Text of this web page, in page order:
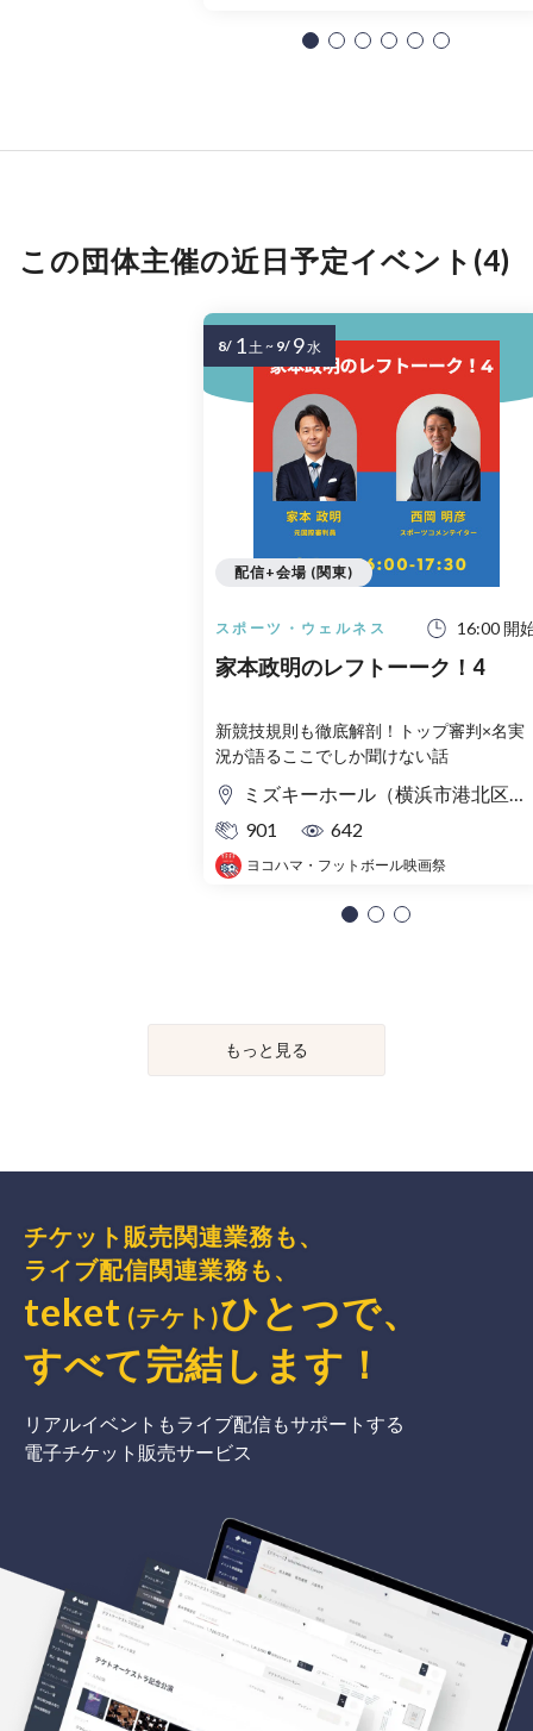
この団体主催の近日予定イベント(4)
スポーツ・ウェルネス 16:00 開
家本政明のレフトーーク！4
新競技規則も徹底解剖！トップ審判×名実
況が語るここでしか聞けない話
ミズキーホール（横浜市港北区民文化センター）音楽ルーム
901
642
ヨコハマ・フットボール映画祭
配信+会場 (関東)
8/ 1土~ 9/ 9水
もっと見る
チケット販売関連業務も、
ライブ配信関連業務も、
teket (テケト)ひとつで、
すべて完結 します ！
リアルイベントもライブ配信もサポートする
電子チケット販売サービス